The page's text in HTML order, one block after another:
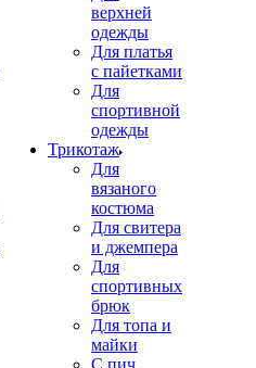
верхней
одежды
Для платья
с пайетками
Для
спортивной
одежды
Трикотаж
Для
вязаного
костюма
Для свитера
и джемпера
Для
спортивных
брюк
Для топа и
майки
С пич